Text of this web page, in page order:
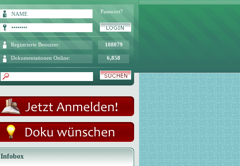
Passwort?
Registrierte Benutzer: 108079
Dokumentationen Online: 6,858
Infobox